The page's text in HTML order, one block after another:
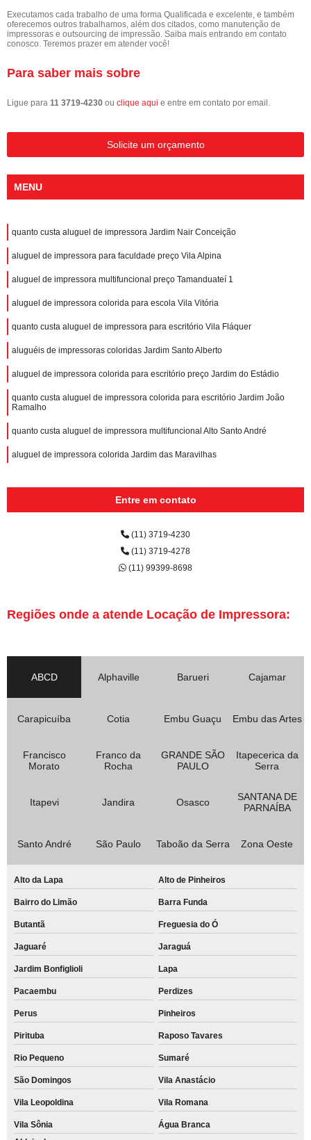
Executamos cada trabalho de uma forma Qualificada e excelente, e também
oferecemos outros trabalhamos, além dos citados, como manutenção de
impressoras e outsourcing de impressão. Saiba mais entrando em contato
conosco. Teremos prazer em atender você!
Para saber mais sobre
Ligue para 11 3719-4230 ou clique aqui e entre em contato por email.
Solicite um orçamento
MENU
quanto custa aluguel de impressora Jardim Nair Conceição
aluguel de impressora para faculdade preço Vila Alpina
aluguel de impressora multifuncional preço Tamanduateí 1
aluguel de impressora colorida para escola Vila Vitória
quanto custa aluguel de impressora para escritório Vila Fláquer
aluguéis de impressoras coloridas Jardim Santo Alberto
aluguel de impressora colorida para escritório preço Jardim do Estádio
quanto custa aluguel de impressora colorida para escritório Jardim João
Ramalho
quanto custa aluguel de impressora multifuncional Alto Santo André
aluguel de impressora colorida Jardim das Maravilhas
Entre em contato
(11) 3719-4230
(11) 3719-4278
(11) 99399-8698
Regiões onde a atende Locação de Impressora:
ABCD Alphaville Barueri Cajamar
Carapicuíba Cotia Embu Guaçu Embu das Artes
Francisco
Morato
Franco da
Rocha
GRANDE SÃO
PAULO
Itapecerica da
Serra
Itapevi Jandira Osasco
SANTANA DE
PARNAÍBA
Santo André São Paulo Taboão da Serra Zona Oeste
Alto da Lapa Alto de Pinheiros
Bairro do Limão Barra Funda
Butantã Freguesia do Ó
Jaguaré Jaraguá
Jardim Bonfiglioli Lapa
Pacaembu Perdizes
Perus Pinheiros
Pirituba Raposo Tavares
Rio Pequeno Sumaré
São Domingos Vila Anastácio
Vila Leopoldina Vila Romana
Vila Sônia
Água Branca